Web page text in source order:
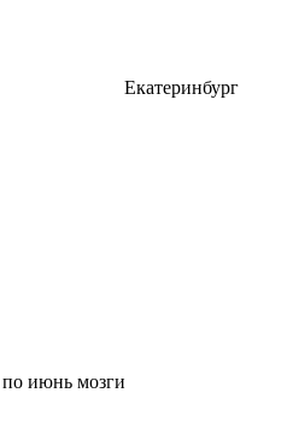
Екатеринбург
июнь мозги